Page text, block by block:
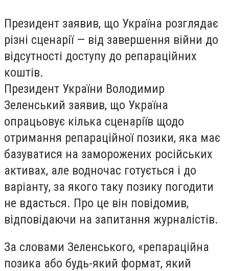
Президент заявив, що Україна розглядає
різні сценарії — від завершення війни до
відсутності доступу до репараційних
коштів.
Президент України Володимир
Зеленський заявив, що Україна
опрацьовує кілька сценаріїв щодо
отримання репараційної позики, яка має
базуватися на заморожених російських
активах, але водночас готується і до
варіанту, за якого таку позику погодити
не вдасться. Про це він повідомив,
відповідаючи на запитання журналістів.
За словами Зеленського, «репараційна
позика або будь-який формат, який